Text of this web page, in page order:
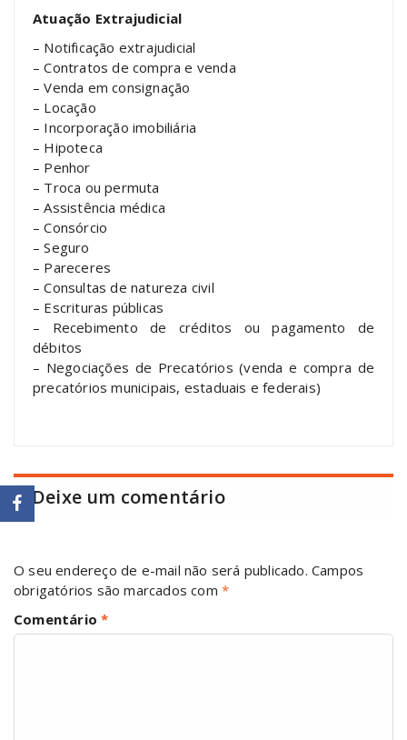
Atuação Extrajudicial
– Notificação extrajudicial
– Contratos de compra e venda
– Venda em consignação
– Locação
– Incorporação imobiliária
– Hipoteca
– Penhor
– Troca ou permuta
– Assistência médica
– Consórcio
– Seguro
– Pareceres
– Consultas de natureza civil
– Escrituras públicas
– Recebimento de créditos ou pagamento de
débitos
– Negociações de Precatórios (venda e compra de
precatórios municipais, estaduais e federais)
Deixe um comentário
O seu endereço de e-mail não será publicado. Campos
obrigatórios são marcados com *
Comentário*